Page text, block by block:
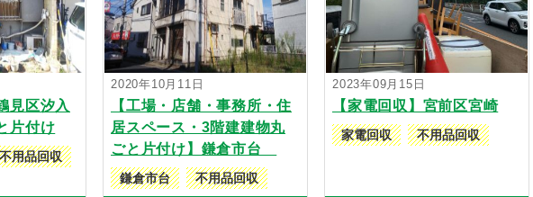
見区汐入
片付け
不用品回収
2020年10月11日
【工場・店舗・事務所・住
居スペース・3階建建物丸
ごと片付け】鎌倉市台
鎌倉市台 不用品回収
2023年09月15日
【家電回収】宮前区宮崎
家電回収 不用品回収